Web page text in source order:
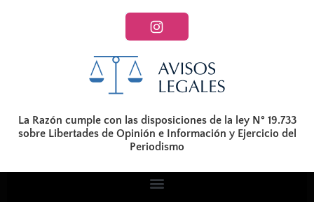
La Razón cumple con las disposiciones de la ley N° 19.733
sobre Libertades de Opinión e Información y Ejercicio del
Periodismo